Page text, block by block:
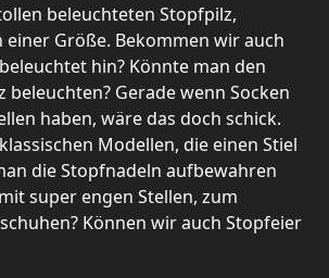
beleuchteten Stopfpilz,
Größe. Bekommen wir auch
hin? Könnte man den
beleuchten? Gerade wenn Socken
haben, wäre das doch schick.
Modellen, die einen Stiel
die Stopfnadeln aufbewahren
super engen Stellen, zum
Können wir auch Stopfeier